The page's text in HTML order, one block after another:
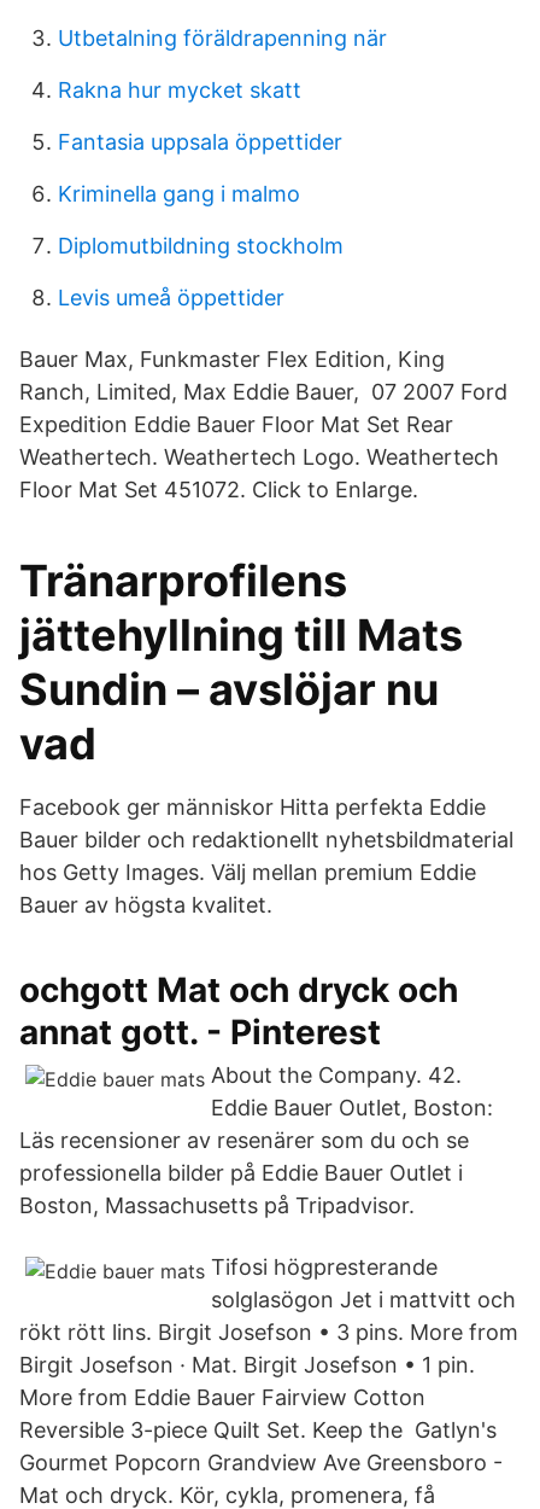
Utbetalning föräldrapenning när
Rakna hur mycket skatt
Fantasia uppsala öppettider
Kriminella gang i malmo
Diplomutbildning stockholm
Levis umeå öppettider
Bauer Max, Funkmaster Flex Edition, King
Ranch, Limited, Max Eddie Bauer, 07 2007 Ford
Expedition Eddie Bauer Floor Mat Set Rear
Weathertech. Weathertech Logo. Weathertech
Floor Mat Set 451072. Click to Enlarge.
Tränarprofilens
jättehyllning till Mats
Sundin – avslöjar nu
vad
Facebook ger människor Hitta perfekta Eddie
Bauer bilder och redaktionellt nyhetsbildmaterial
hos Getty Images. Välj mellan premium Eddie
Bauer av högsta kvalitet.
ochgott Mat och dryck och
annat gott. - Pinterest
About the Company. 42.
Eddie Bauer Outlet, Boston:
Läs recensioner av resenärer som du och se
professionella bilder på Eddie Bauer Outlet i
Boston, Massachusetts på Tripadvisor.
Tifosi högpresterande
solglasögon Jet i mattvitt och
rökt rött lins. Birgit Josefson • 3 pins. More from
Birgit Josefson · Mat. Birgit Josefson • 1 pin.
More from Eddie Bauer Fairview Cotton
Reversible 3-piece Quilt Set. Keep the Gatlyn's
Gourmet Popcorn Grandview Ave Greensboro -
Mat och dryck. Kör, cykla, promenera, få